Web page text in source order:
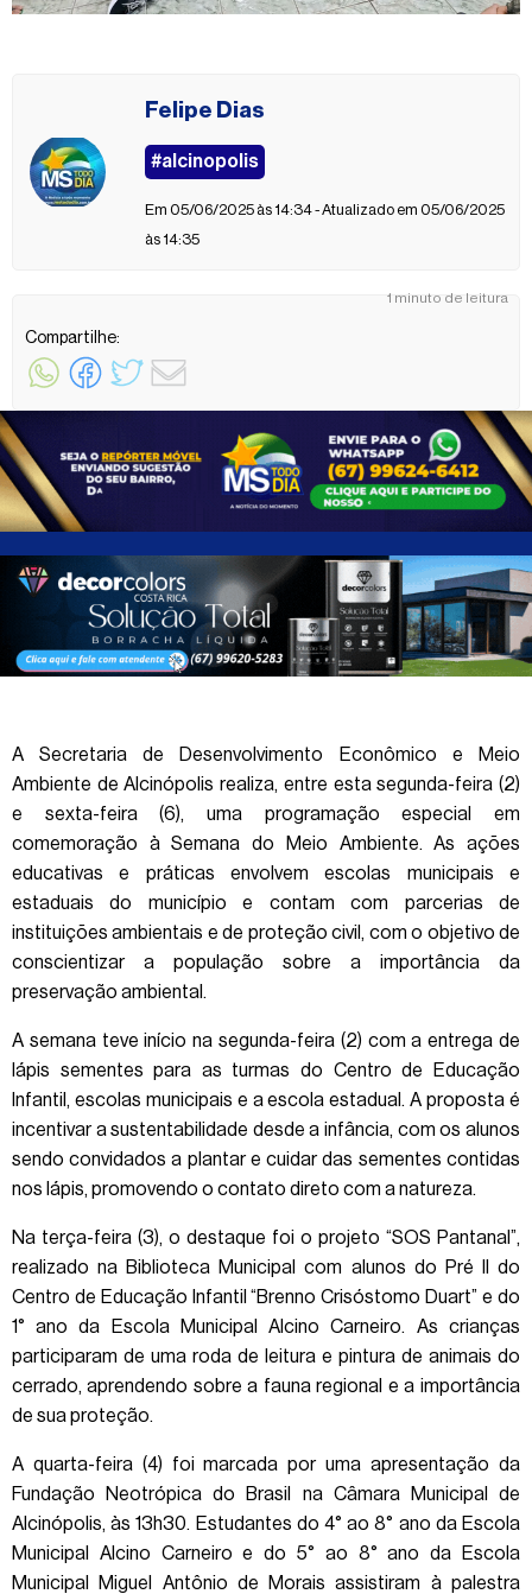
1 minuto de leitura
Felipe Dias
#alcinopolis
Em 05/06/2025 às 14:34 - Atualizado em 05/06/2025
às 14:35
Compartilhe:
A Secretaria de Desenvolvimento Econômico e Meio
Ambiente de Alcinópolis realiza, entre esta segunda-feira (2)
e sexta-feira (6), uma programação especial em
comemoração à Semana do Meio Ambiente. As ações
educativas e práticas envolvem escolas municipais e
estaduais do município e contam com parcerias de
instituições ambientais e de proteção civil, com o objetivo de
conscientizar a população sobre a importância da
preservação ambiental.
A semana teve início na segunda-feira (2) com a entrega de
lápis sementes para as turmas do Centro de Educação
Infantil, escolas municipais e a escola estadual. A proposta é
incentivar a sustentabilidade desde a infância, com os alunos
sendo convidados a plantar e cuidar das sementes contidas
nos lápis, promovendo o contato direto com a natureza.
Na terça-feira (3), o destaque foi o projeto “SOS Pantanal”,
realizado na Biblioteca Municipal com alunos do Pré II do
Centro de Educação Infantil “Brenno Crisóstomo Duart” e do
1° ano da Escola Municipal Alcino Carneiro. As crianças
participaram de uma roda de leitura e pintura de animais do
cerrado, aprendendo sobre a fauna regional e a importância
de sua proteção.
A quarta-feira (4) foi marcada por uma apresentação da
Fundação Neotrópica do Brasil na Câmara Municipal de
Alcinópolis, às 13h30. Estudantes do 4° ao 8° ano da Escola
Municipal Alcino Carneiro e do 5° ao 8° ano da Escola
Municipal Miguel Antônio de Morais assistiram à palestra